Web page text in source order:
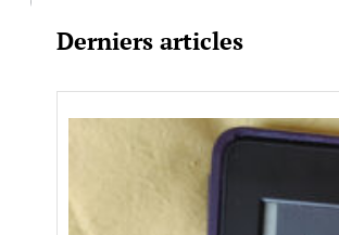
Derniers articles